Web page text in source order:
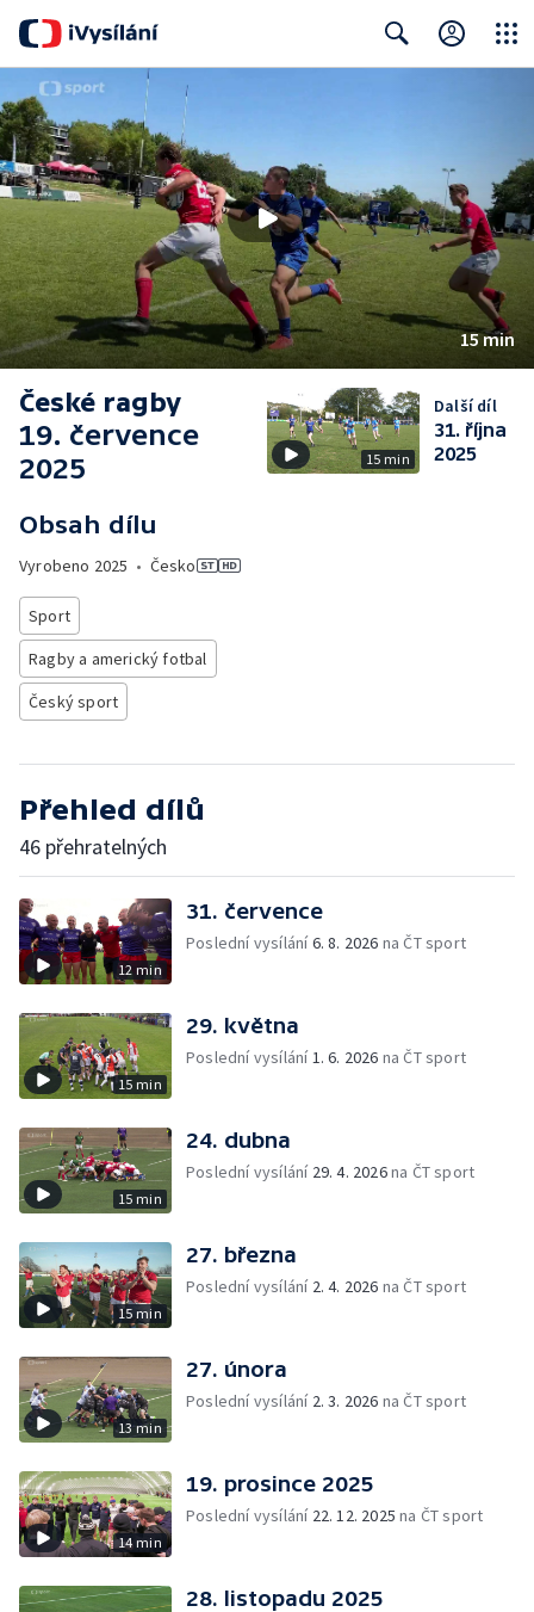
15 min
České ragby
19. července
2025
Obsah dílu
Vyrobeno 2025 • Česko
Sport
Ragby a americký fotbal
Český sport
15 min
Další díl
31. října
2025
Přehled dílů
46 přehratelných
12 min
31. července
Poslední vysílání6. 8. 2026 na ČT sport
15 min
29. května
Poslední vysílání1. 6. 2026 na ČT sport
15 min
24. dubna
Poslední vysílání 29. 4. 2026na ČT sport
15 min
27. března
Poslední vysílání 2. 4. 2026 na ČT sport
13 min
27. února
Poslední vysílání 2. 3. 2026 na ČT sport
14 min
19. prosince 2025
Poslední vysílání 22. 12. 2025 na ČT sport
28. listopadu 2025